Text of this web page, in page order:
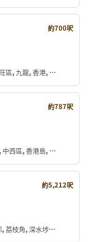
約700呎
, 九龍, 香港, 中国
約787呎
, 香港島, 香港, 中国
約5,212呎
水埗區, 九龍, 香港, 中国